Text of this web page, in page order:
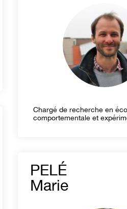
Chargé de recherche en
comportementale et
PELÉ
Marie